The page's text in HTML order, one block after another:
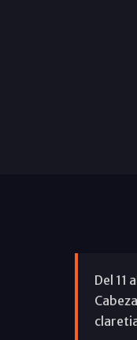
Del 11